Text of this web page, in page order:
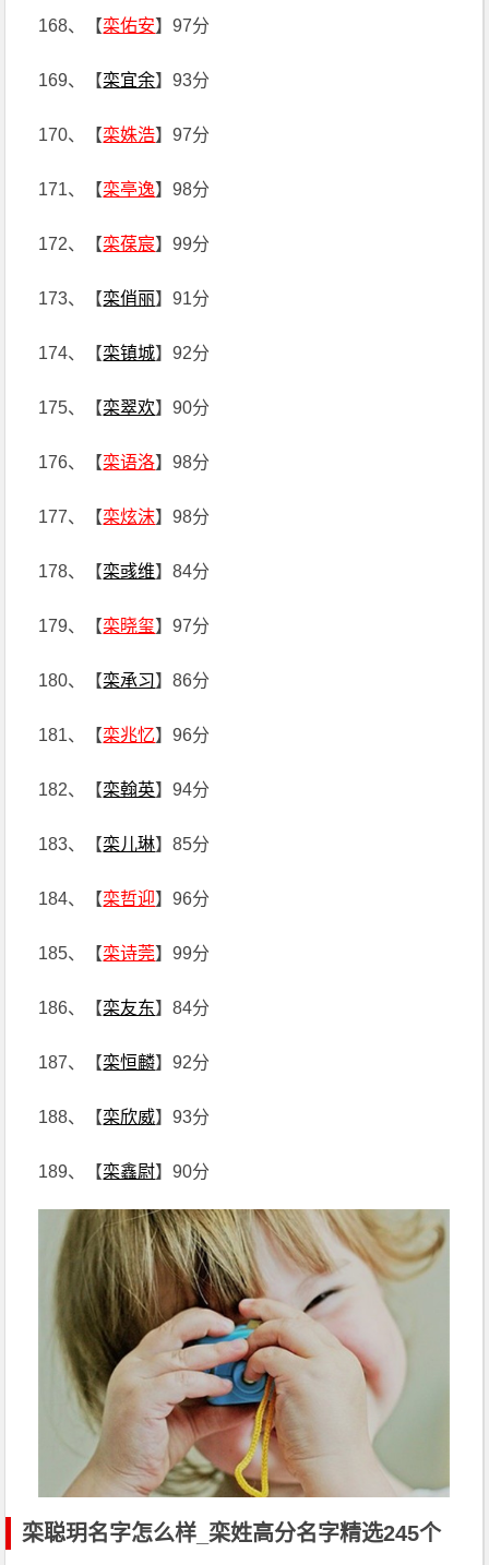
168、【栾佑安】97分
169、【栾宜余】93分
170、【栾姝浩】97分
171、【栾亭逸】98分
172、【栾葆宸】99分
173、【栾俏丽】91分
174、【栾镇城】92分
175、【栾翠欢】90分
176、【栾语洛】98分
177、【栾炫沫】98分
178、【栾彧维】84分
179、【栾晓玺】97分
180、【栾承习】86分
181、【栾兆忆】96分
182、【栾翰英】94分
183、【栾儿琳】85分
184、【栾哲迎】96分
185、【栾诗莞】99分
186、【栾友东】84分
187、【栾恒麟】92分
188、【栾欣威】93分
189、【栾鑫尉】90分
栾聪玥名字怎么样_栾姓高分名字精选245个